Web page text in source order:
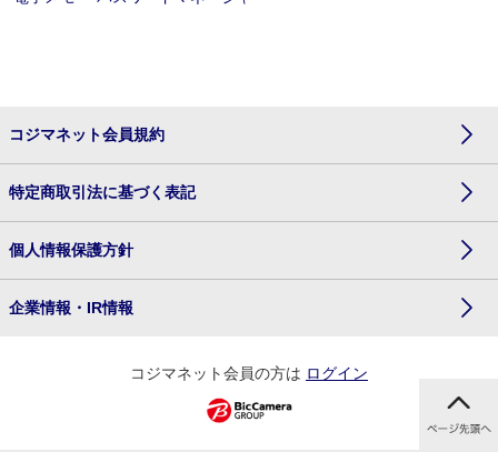
コジマネット会員規約
特定商取引法に基づく表記
個人情報保護方針
企業情報・IR情報
コジマネット会員の方は ログイン